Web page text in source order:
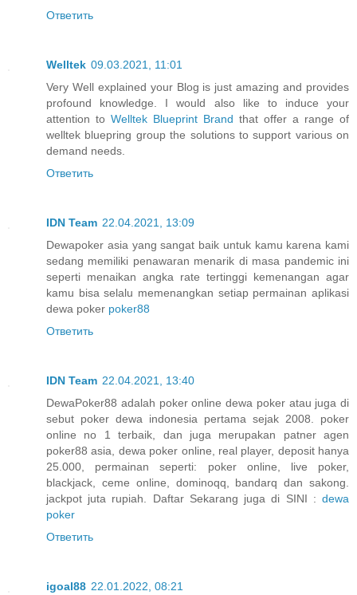
Ответить
Welltek 09.03.2021, 11:01
Very Well explained your Blog is just amazing and provides
profound knowledge. I would also like to induce your
attention to Welltek Blueprint Brand that offer a range of
welltek bluepring group the solutions to support various on
demand needs.
Ответить
IDN Team 22.04.2021, 13:09
Dewapoker asia yang sangat baik untuk kamu karena kami
sedang memiliki penawaran menarik di masa pandemic ini
seperti menaikan angka rate tertinggi kemenangan agar
kamu bisa selalu memenangkan setiap permainan aplikasi
dewa poker poker88
Ответить
IDN Team 22.04.2021, 13:40
DewaPoker88 adalah poker online dewa poker atau juga di
sebut poker dewa indonesia pertama sejak 2008. poker
online no 1 terbaik, dan juga merupakan patner agen
poker88 asia, dewa poker online, real player, deposit hanya
25.000, permainan seperti: poker online, live poker,
blackjack, ceme online, dominoqq, bandarq dan sakong.
jackpot juta rupiah. Daftar Sekarang juga di SINI : dewa
poker
Ответить
igoal88 22.01.2022, 08:21